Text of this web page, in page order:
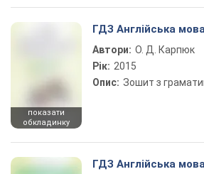
показати
обкладинку
ГДЗ Англійська
Автори: О. Д. Карпюк
Рік: 2015
Опис: Зошит з
ГДЗ Англійська